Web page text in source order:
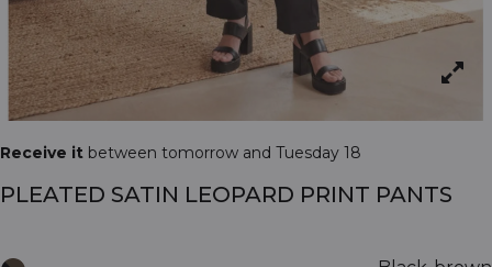
Receive it between tomorrow and Tuesday 18
PLEATED SATIN LEOPARD PRINT PANTS